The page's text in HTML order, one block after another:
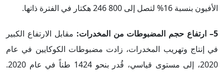
الأفيون بنسبة 16% لتصل إلى 800 246 هكتار في الفترة ذاتها.
5– ارتفاع حجم المضبوطات من المخدرات:
مقابل الارتفاع الكبير
في إنتاج وتهريب المخدرات، زادت مضبوطات الكوكايين في عام
2020، إلى مستوى قياسي، قُدر بنحو 1424 طناً في عام 2020.